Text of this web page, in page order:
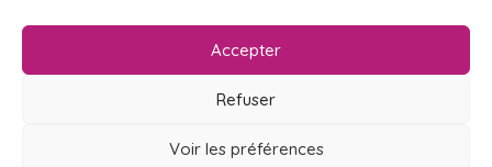
Accepter
Refuser
Voir les préférences
VIOLENCES SEXISTES ÉCOLOGIE
ÉCOSOCIALISME ÉLECTIONS